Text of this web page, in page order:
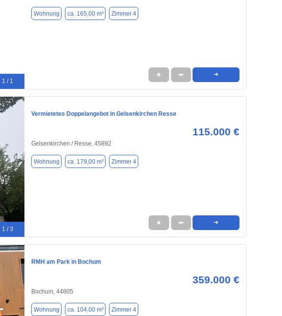
1 / 1
Wohnung ca. 165,00 m² Zimmer 4
★ ➦ ➜
1 / 3
Vermietetes Doppelangebot in Gelsenkirchen Resse
115.000 €
Gelsenkirchen / Resse, 45892
Wohnung ca. 179,00 m² Zimmer 4
★ ➦ ➜
RMH am Park in Bochum
359.000 €
Bochum, 44805
Wohnung ca. 104,00 m² Zimmer 4